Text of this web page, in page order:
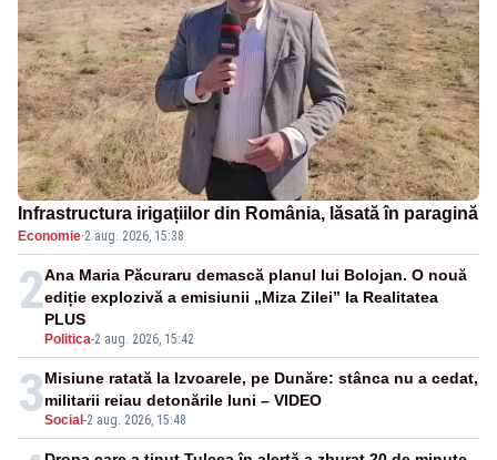
Infrastructura irigațiilor din România, lăsată în paragină
Economie·2 aug. 2026, 15:38
2
Politica-2 aug. 2026, 15:42
Ana Maria Păcuraru demască planul lui Bolojan. O nouă
ediție explozivă a emisiunii „Miza Zilei” la Realitatea
PLUS
3Social -2 aug. 2026, 15:48
Misiune ratată la Izvoarele, pe Dunăre: stânca nu a cedat,
militarii reiau detonările luni – VIDEO